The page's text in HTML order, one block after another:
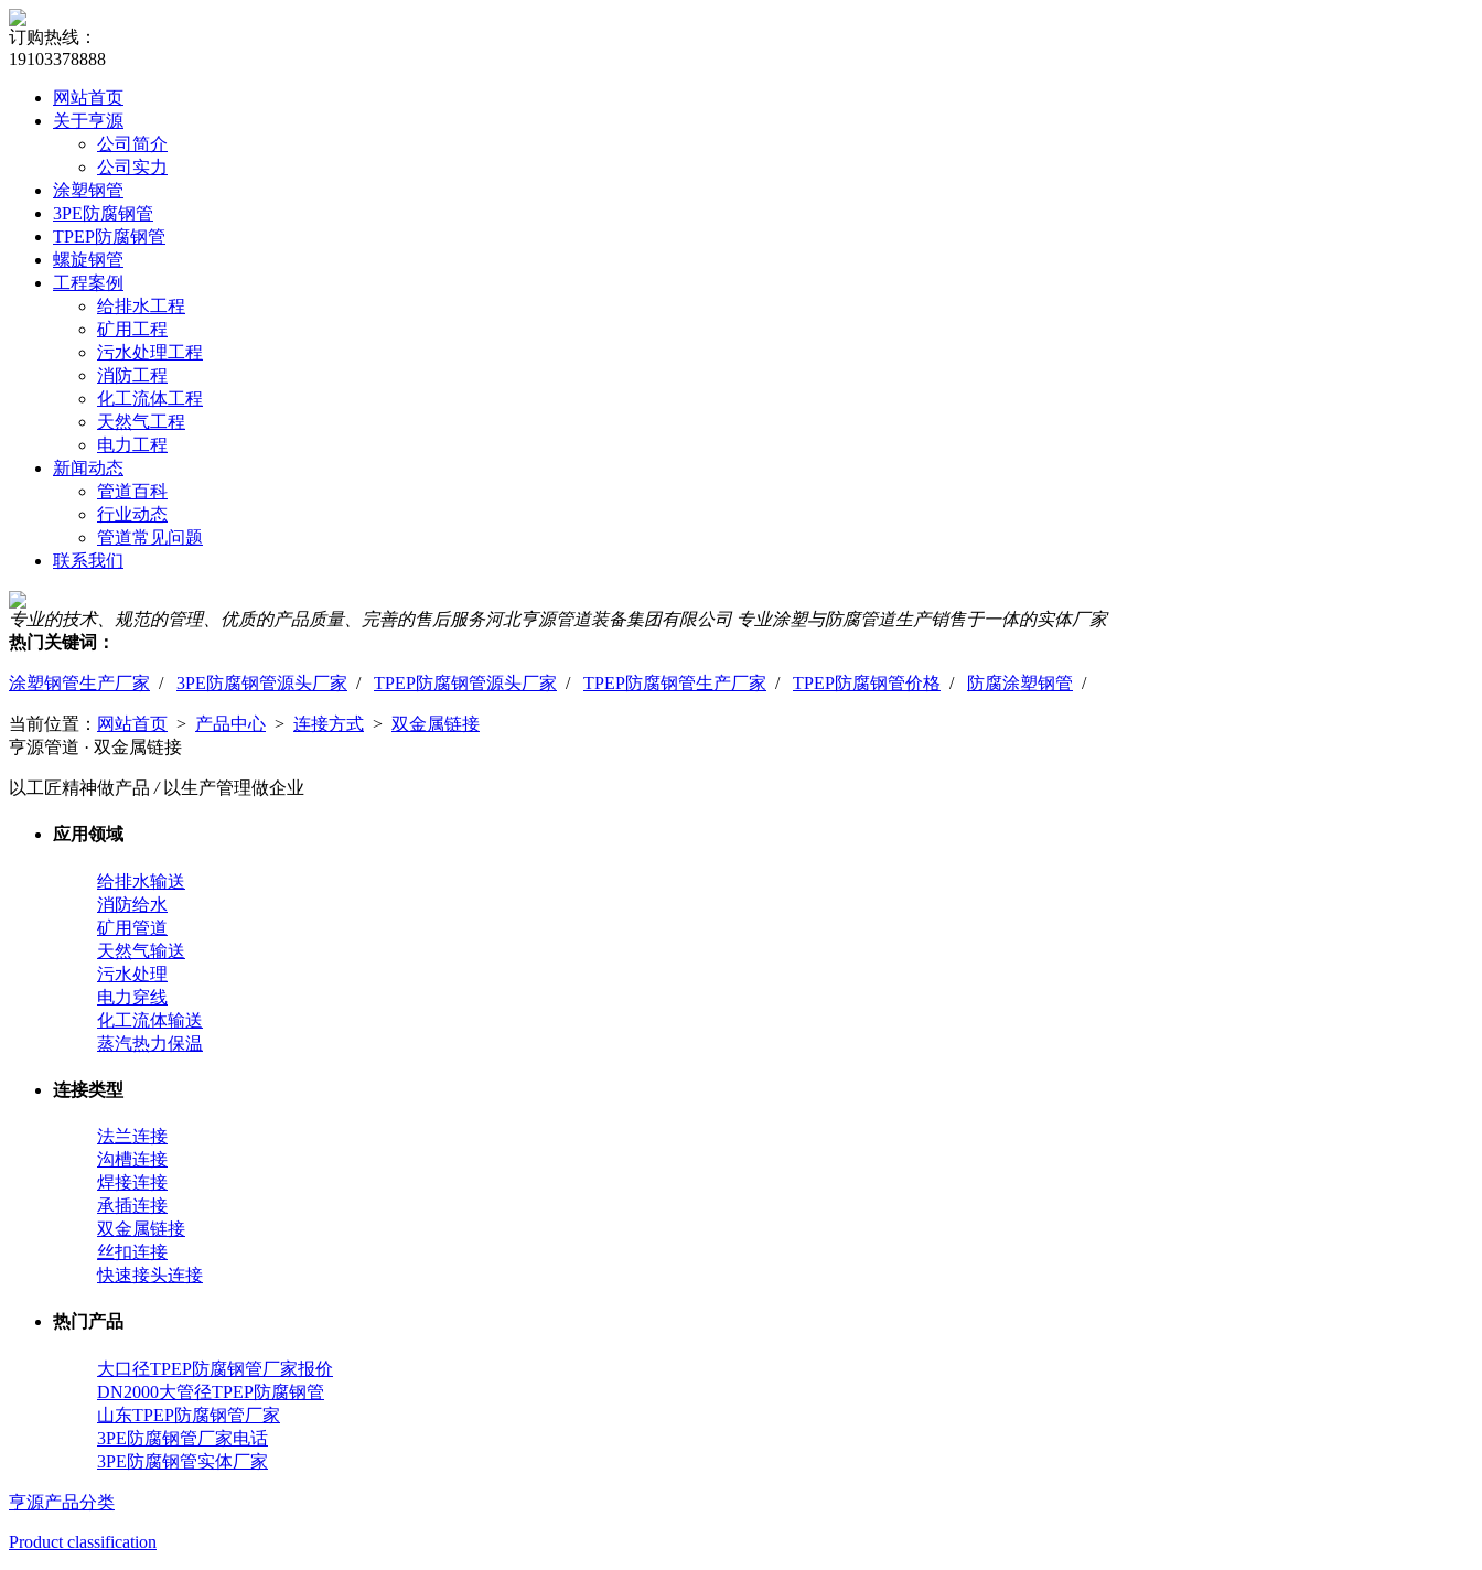
订购热线：
19103378888
网站首页
关于亨源
公司简介
公司实力
涂塑钢管
3PE防腐钢管
TPEP防腐钢管
螺旋钢管
工程案例
给排水工程
矿用工程
污水处理工程
消防工程
化工流体工程
天然气工程
电力工程
新闻动态
管道百科
行业动态
管道常见问题
联系我们
专业的技术、规范的管理、优质的产品质量、完善的售后服务河北亨源管道装备集团有限公司 专业涂塑与防腐管道生产销售于一体的实体厂家
热门关键词：
涂塑钢管生产厂家 / 3PE防腐钢管源头厂家 / TPEP防腐钢管源头厂家 / TPEP防腐钢管生产厂家 / TPEP防腐钢管价格 / 防腐涂塑钢管 /
当前位置： 网站首页 > 产品中心 > 连接方式 > 双金属链接
亨源管道 · 双金属链接
以工匠精神做产品 /以生产管理做企业
应用领域
给排水输送
消防给水
矿用管道
天然气输送
污水处理
电力穿线
化工流体输送
蒸汽热力保温
连接类型
法兰连接
沟槽连接
焊接连接
承插连接
双金属链接
丝扣连接
快速接头连接
热门产品
大口径TPEP防腐钢管厂家报价
DN2000大管径TPEP防腐钢管
山东TPEP防腐钢管厂家
3PE防腐钢管厂家电话
3PE防腐钢管实体厂家
亨源产品分类
Product classification